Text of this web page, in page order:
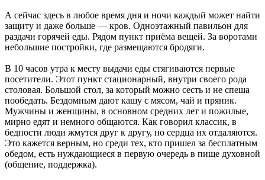
А сейчас здесь в любое время дня и ночи каждый может найти
защиту и даже больше — кров. Одноэтажный павильон для
раздачи горячей еды. Рядом пункт приёма вещей. За воротами
небольшие постройки, где размещаются бродяги.
В 10 часов утра к месту выдачи еды стягиваются первые
посетители. Этот пункт стационарный, внутри своего рода
столовая. Большой стол, за который можно сесть и не спеша
пообедать. Бездомным дают кашу с мясом, чай и пряник.
Мужчины и женщины, в основном средних лет и пожилые,
мирно едят и немного общаются. Как говорил классик, в
бедности люди жмутся друг к другу, но сердца их отдаляются.
Это кажется верным, но среди тех, кто пришел за бесплатным
обедом, есть нуждающиеся в первую очередь в пище духовной
(общение, поддержка).